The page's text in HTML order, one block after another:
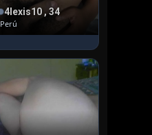
4lexis10 , 34
Perú